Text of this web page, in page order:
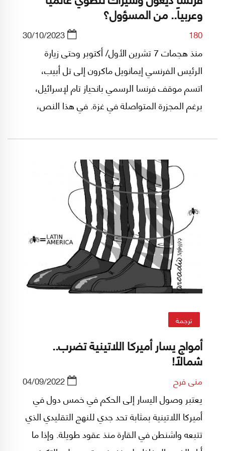
وعربياً.. من المسؤول؟
180
30/10/2023
منذ هجمات 7 تشرين الأول/ أكتوبر وحتى زيارة
الرئيس الفرنسي إيمانويل ماكرون إلى تل أبيب،
اتسم موقف فرنسا الرسمي بانحياز تام لإسرائيل،
برغم المجزرة المتواصلة في غزة. في هذا النص،
إروان دافو(*) وترجمته ندى يافي إلى العربية، تحليل
لسياسة فرنسا في الشرق الأوسط خلال السنوات
الأخيرة، لا سيما تجاه القضية الفلسطينية، وتراجع
دور باريس كفاعل دبلوماسي على الساحة العالمية.
الأمر الذي يثير غضب دبلوماسيي وزارة الخارجية
الفرنسية، بعد أن غيّب قصر الإليزيه صوتهم.
ترجمة
أمواج يسار أميركا اللاتينية تضرب..
شمالاً!
منى فرح 04/09/2022
يعتبر وصول اليسار إلى الحكم في خمس دول في
أميركا اللاتينية بمثابة تحد جدي للنهج التقليدي الذي
تتبعه واشنطن في القارة منذ عقود طويلة. وإذا ما